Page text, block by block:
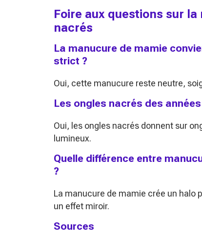
Foire aux questions sur
nacrés
La manucure de mamie
strict ?
Oui, cette manucure reste neutre,
Les ongles nacrés des
Oui, les ongles nacrés donnent sur
lumineux.
Quelle différence entre
?
La manucure de mamie crée un halo
un effet miroir.
Sources